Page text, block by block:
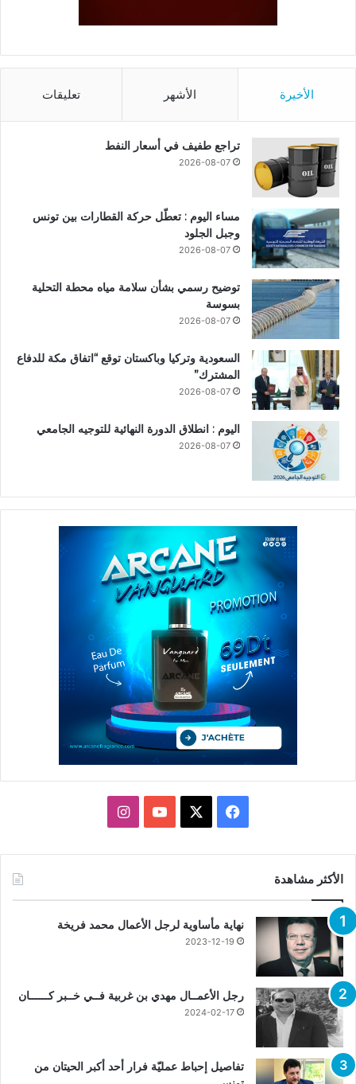
الأخيرة الأشهر تعليقات
تراجع طفيف في أسعار النفط
2026-08-07
مساء اليوم : تعطّل حركة القطارات بين تونس
وجبل الجلود
2026-08-07
توضيح رسمي بشأن سلامة مياه محطة التحلية
بسوسة
2026-08-07
السعودية وتركيا وباكستان توقع “اتفاق مكة للدفاع
المشترك”
2026-08-07
اليوم : انطلاق الدورة النهائية للتوجيه الجامعي
2026-08-07
فيسبوك يوتيوبانستقرام
الأكثر مشاهدة
نهاية مأساوية لرجل الأعمال محمد فريخة
2023-12-19
رجل الأعمــال مهدي بن غربية فــي خــبر كــــــان
2024-02-17
تفاصيل إحباط عمليّة فرار أحد أكبر الحيتان من